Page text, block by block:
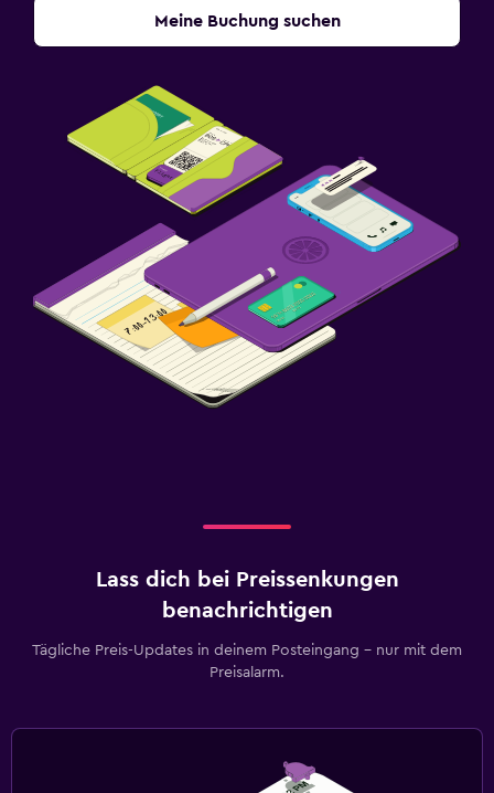
Meine Buchung suchen
Lass dich bei Preissenkungen
benachrichtigen
Tägliche Preis-Updates in deinem Posteingang – nur mit dem
Preisalarm.